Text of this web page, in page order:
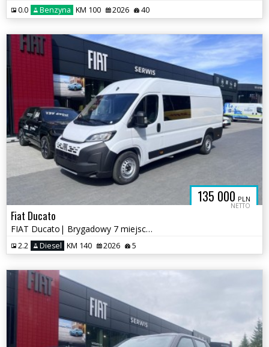
0.0 Benzyna KM 100 2026 40
135 000 PLN
NETTO
Fiat Ducato
FIAT Ducato| Brygadowy 7 miejsc| Maxi Furgon L4H2| 3,5T Diesel 140KM
2.2 Diesel KM 140 2026 5